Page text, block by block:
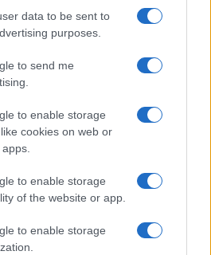
data to be sent to
purposes.
to send me
to enable storage
cookies on web or
to enable storage
of the website or app.
to enable storage